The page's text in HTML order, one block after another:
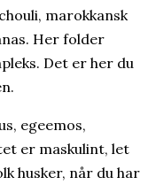
marokkansk
Her folder
Det er her du
egeemos,
er maskulint, let
husker, når du har